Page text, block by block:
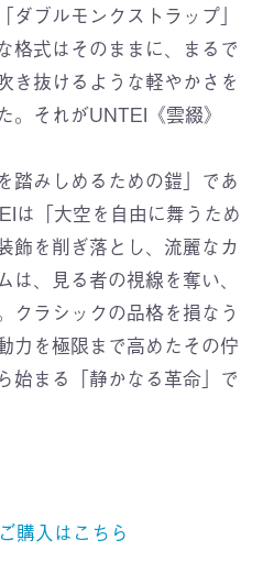
ブルモンクストラップ」
格式はそのままに、まるで
き抜けるような軽やかさを
。それがUNTEI《雲綴》
踏みしめるための鎧」であ
は「大空を自由に舞うため
飾を削ぎ落とし、流麗なカ
、見る者の視線を奪い、
クラシックの品格を損なう
力を極限まで高めたその佇
始まる「静かなる革命」で
購入はこちら